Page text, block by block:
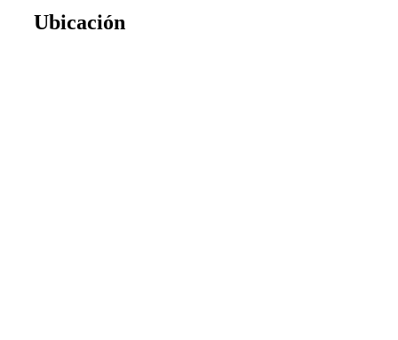
Ubicación